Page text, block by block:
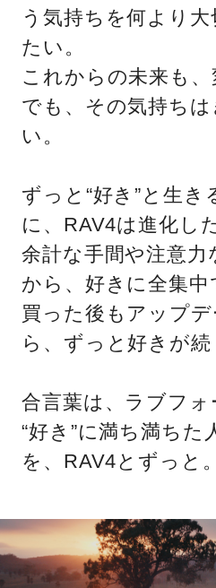
う気持ちを何より
たい。
これからの未来も
でも、その気持ち
い。
ずっと“好き”と生き
に、RAV4は進化した
余計な手間や注意力
から、好きに全集中
買った後もアップ
ら、ずっと好きが続
合言葉は、ラブフォ
“好き”に満ち満ちた
を、RAV4とずっと。